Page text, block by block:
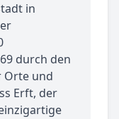
in
durch den
Orte und
Erft, der